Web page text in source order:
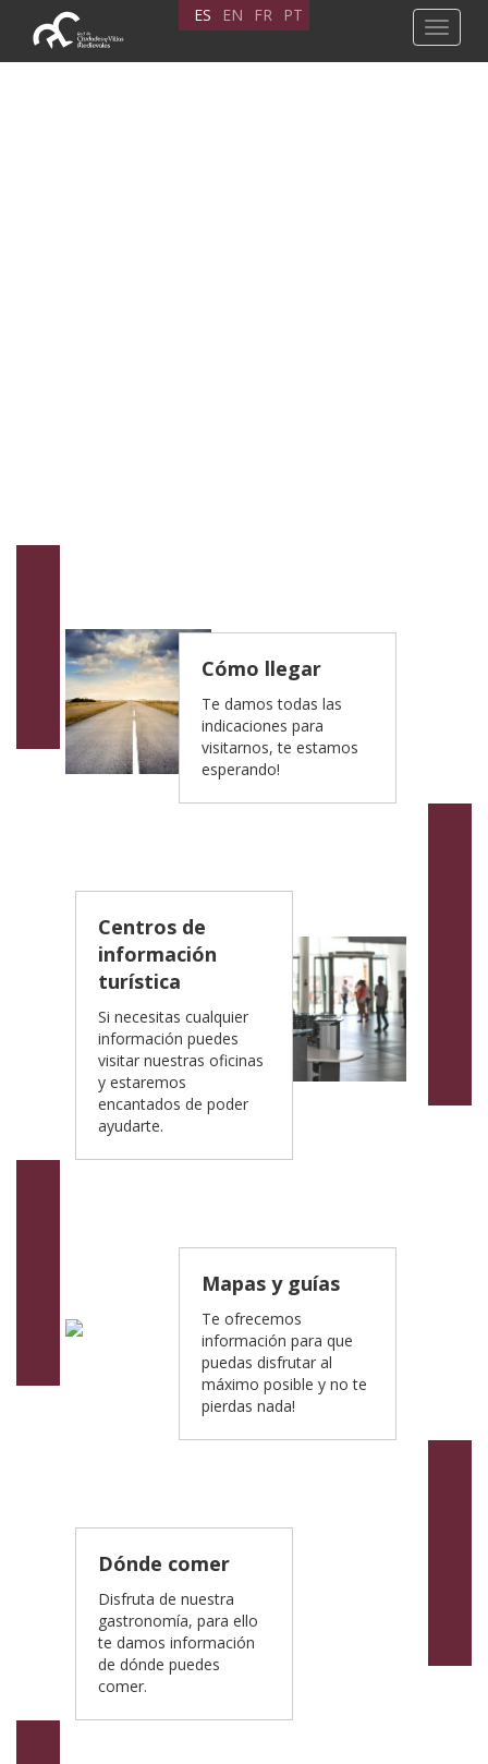
contenido
Toggle
ES EN FR PT
Cómo llegar
Te damos todas las
indicaciones para
visitarnos, te estamos
esperando!
Centros de
información
turística
Si necesitas cualquier
información puedes
visitar nuestras oficinas
y estaremos
encantados de poder
ayudarte.
Mapas y guías
Te ofrecemos
información para que
puedas disfrutar al
máximo posible y no te
pierdas nada!
Dónde comer
Disfruta de nuestra
gastronomía, para ello
te damos información
de dónde puedes
comer.